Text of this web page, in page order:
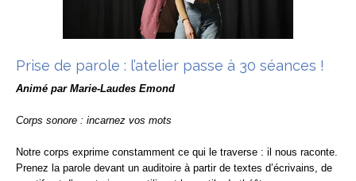
Prise de parole : l’atelier passe à 30 séances !
Animé par Marie-Laudes Emond
Corps sonore : incarnez vos mots
Notre corps exprime constamment ce qui le traverse : il nous raconte.
Prenez la parole devant un auditoire à partir de textes d’écrivains, de